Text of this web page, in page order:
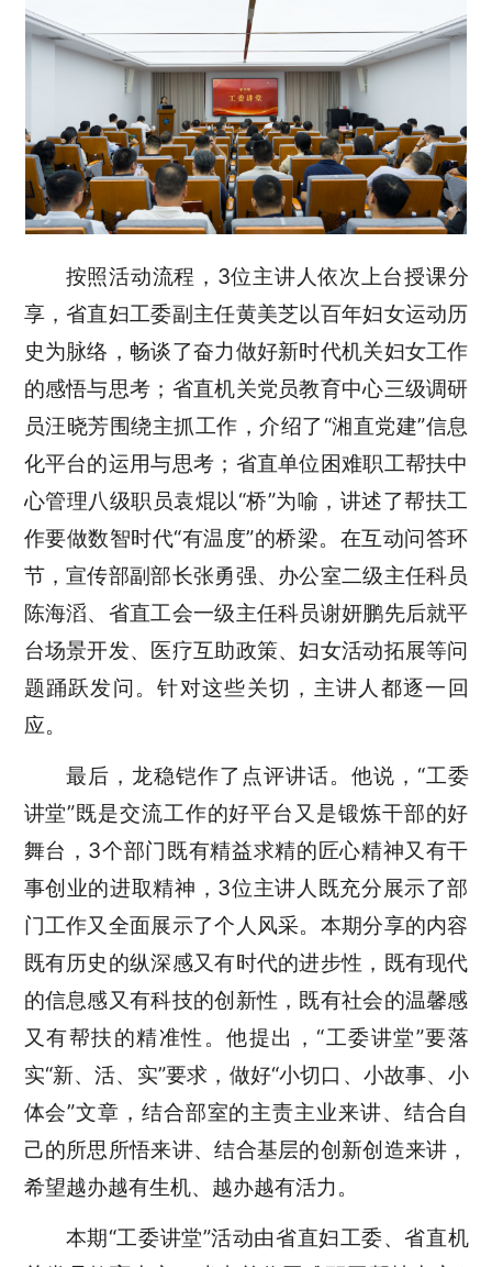
按照活动流程，3位主讲人依次上台授课分
享，省直妇工委副主任黄美芝以百年妇女运动历
史为脉络，畅谈了奋力做好新时代机关妇女工作
的感悟与思考；省直机关党员教育中心三级调研
员汪晓芳围绕主抓工作，介绍了“湘直党建”信息
化平台的运用与思考；省直单位困难职工帮扶中
心管理八级职员袁焜以“桥”为喻，讲述了帮扶工
作要做数智时代“有温度”的桥梁。在互动问答环
节，宣传部副部长张勇强、办公室二级主任科员
陈海滔、省直工会一级主任科员谢妍鹏先后就平
台场景开发、医疗互助政策、妇女活动拓展等问
题踊跃发问。针对这些关切，主讲人都逐一回
应。
最后，龙稳铠作了点评讲话。他说，“工委
讲堂”既是交流工作的好平台又是锻炼干部的好
舞台，3个部门既有精益求精的匠心精神又有干
事创业的进取精神，3位主讲人既充分展示了部
门工作又全面展示了个人风采。本期分享的内容
既有历史的纵深感又有时代的进步性，既有现代
的信息感又有科技的创新性，既有社会的温馨感
又有帮扶的精准性。他提出，“工委讲堂”要落
实“新、活、实”要求，做好“小切口、小故事、小
体会”文章，结合部室的主责主业来讲、结合自
己的所思所悟来讲、结合基层的创新创造来讲，
希望越办越有生机、越办越有活力。
本期“工委讲堂”活动由省直妇工委、省直机